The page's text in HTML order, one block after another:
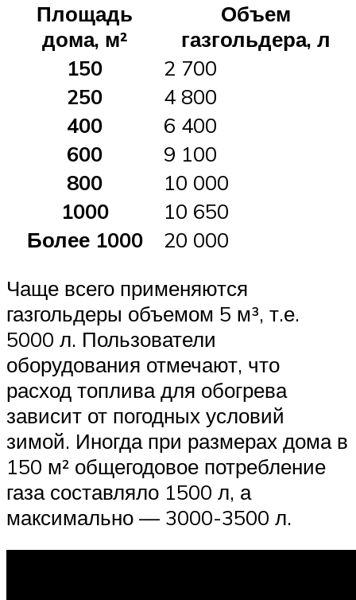
Площадь
дома, м²
Объем
газгольдера, л
150
2 700
250
4 800
400
6 400
600
9 100
800
10 000
1000
10 650
Более 1000
20 000
Чаще всего применяются
газгольдеры объемом 5 м³, т.е.
5000 л. Пользователи
оборудования отмечают, что
расход топлива для обогрева
зависит от погодных условий
зимой. Иногда при размерах дома в
150 м² общегодовое потребление
газа составляло 1500 л, а
максимально — 3000-3500 л.